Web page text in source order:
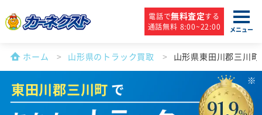
電話で無料査定する
通話無料 8:00~22:00
メニュー
ホーム 山形県のトラック買取 山形県東田川郡三川
東田川郡三川町 で